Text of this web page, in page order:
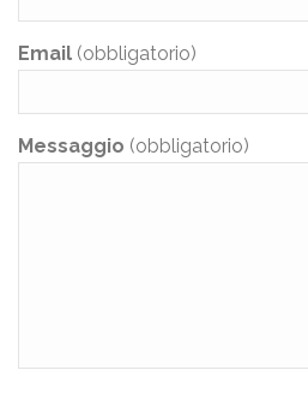
Email (obbligatorio)
Messaggio (obbligatorio)